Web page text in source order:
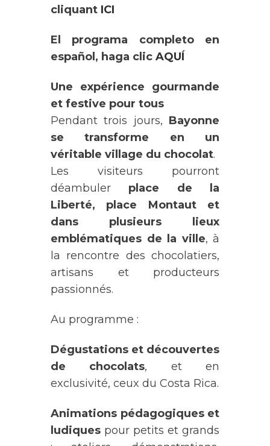
cliquant ICI
El programa completo en
español, haga clic AQUÍ
Une expérience gourmande
et festive pour tous
Pendant trois jours, Bayonne
se transforme en un
véritable village du chocolat.
Les visiteurs pourront
déambuler place de la
Liberté, place Montaut et
dans plusieurs lieux
emblématiques de la ville, à
la rencontre des chocolatiers,
artisans et producteurs
passionnés.
Au programme :
Dégustations et découvertes
de chocolats, et en
exclusivité, ceux du Costa Rica.
Animations pédagogiques et
ludiques pour petits et grands